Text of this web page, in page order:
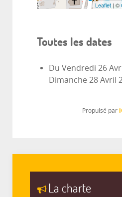
Leaflet | ©
Toutes les dates
Du Vendredi 26
Dimanche 28 Avril
Propulsé par
La charte